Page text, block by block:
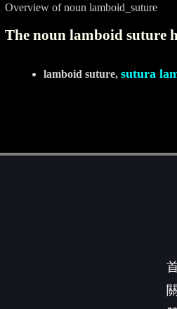
Overview of noun lamboid_suture
The noun lamboid suture
lamboid suture, sutura